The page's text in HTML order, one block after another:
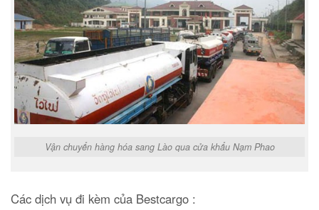
Vận chuyển hàng hóa sang Lào qua cửa khẩu Nạm Phao
Các dịch vụ đi kèm của Bestcargo :